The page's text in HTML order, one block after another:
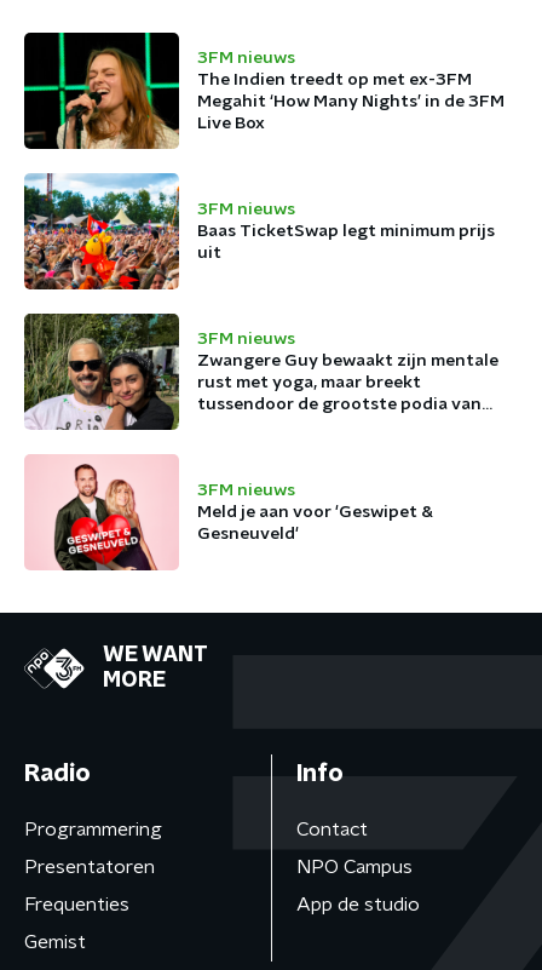
3FM nieuws
The Indien treedt op met ex-3FM
Megahit ‘How Many Nights’ in de 3FM
Live Box
3FM nieuws
Baas TicketSwap legt minimum prijs
uit
3FM nieuws
Zwangere Guy bewaakt zijn mentale
rust met yoga, maar breekt
tussendoor de grootste podia van
3FM nieuws
Meld je aan voor 'Geswipet &
Gesneuveld'
WE WANT
MORE
Radio
Programmering
Presentatoren
Frequenties
Gemist
Info
Contact
NPO Campus
App de studio